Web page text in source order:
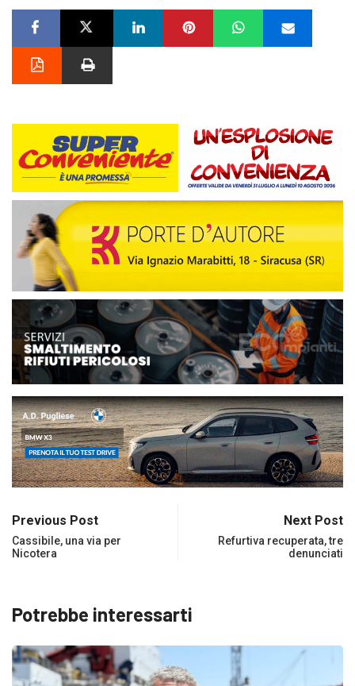
Previous Post
Cassibile, una via per
Nicotera
Next Post
Refurtiva recuperata, tre
denunciati
Potrebbe interessarti